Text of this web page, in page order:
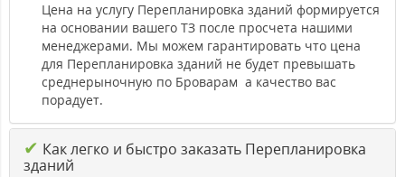
Цена на услугу Перепланировка зданий формируется
на основании вашего ТЗ после просчета нашими
менеджерами. Мы можем гарантировать что цена
для Перепланировка зданий не будет превышать
среднерыночную по Броварам а качество вас
порадует.
✔ Как легко и быстро заказать Перепланировка
зданий